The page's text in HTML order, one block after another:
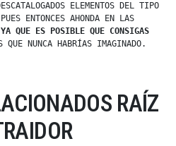
ELEMENTOS DEL TIPO
ENTONCES AHONDA EN LAS
YA QUE ES POSIBLE QUE CONSIGAS
QUE NUNCA HABRÍAS IMAGINADO.
RAÍZ